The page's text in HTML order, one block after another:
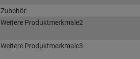
Zubehör
Weitere Produktmerkmale2
Weitere Produktmerkmale3